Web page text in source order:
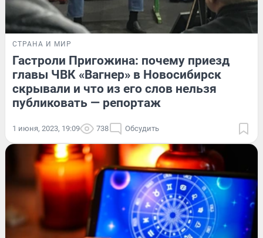
СТРАНА И МИР
Гастроли Пригожина: почему приезд
главы ЧВК «Вагнер» в Новосибирск
скрывали и что из его слов нельзя
публиковать — репортаж
1 июня, 2023, 19:09 738 Обсудить